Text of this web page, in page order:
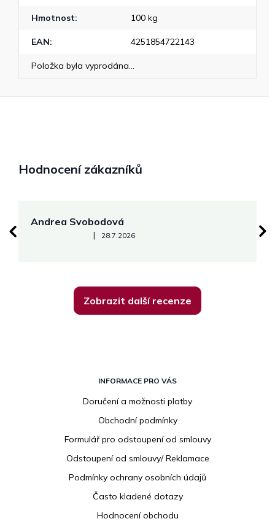
Hmotnost: 100 kg
EAN: 4251854722143
Položka byla vyprodána…
Hodnocení zákazníků
Andrea Svobodová
Hodnocení obchodu je 5 z 5 hvězdiček.
| 28.7.2026
Zobrazit další recenze
INFORMACE PRO VÁS
Doručení a možnosti platby
Obchodní podmínky
Formulář pro odstoupení od smlouvy
Odstoupení od smlouvy/ Reklamace
Podmínky ochrany osobních údajů
Často kladené dotazy
Hodnocení obchodu